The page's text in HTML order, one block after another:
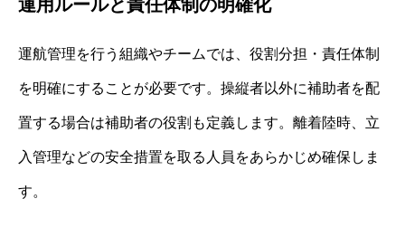
運用ルールと責任体制の明確化
運航管理を行う組織やチームでは、役割分担・責任体制
を明確にすることが必要です。操縦者以外に補助者を配
置する場合は補助者の役割も定義します。離着陸時、立
入管理などの安全措置を取る人員をあらかじめ確保しま
す。